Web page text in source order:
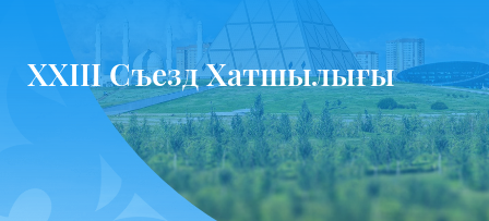
ХХІІІ Съезд Хатшылығы